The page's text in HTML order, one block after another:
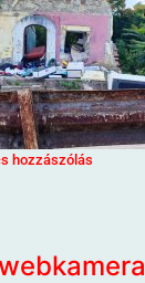
hozzászólás